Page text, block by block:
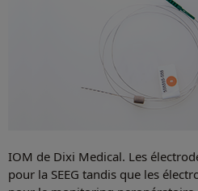
IOM de Dixi Medical. Les
pour la SEEG tandis que les